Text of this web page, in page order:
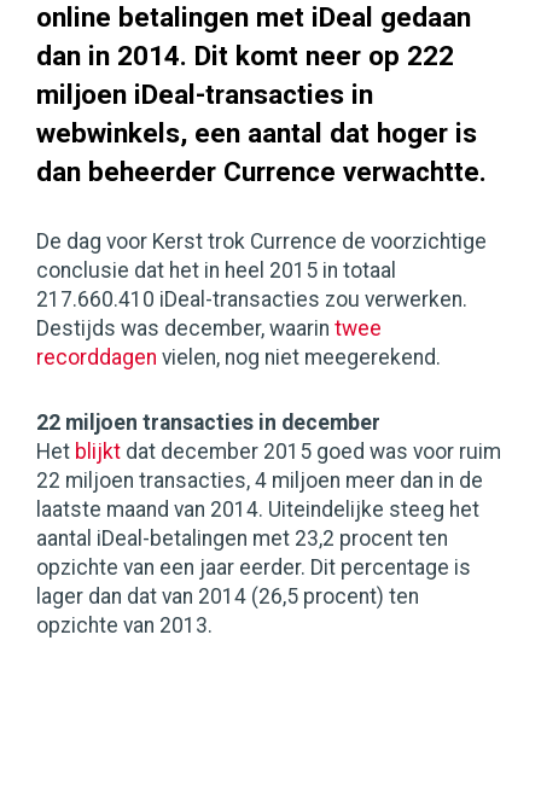
online betalingen met iDeal gedaan
dan in 2014. Dit komt neer op 222
miljoen iDeal-transacties in
webwinkels, een aantal dat hoger is
dan beheerder Currence verwachtte.
De dag voor Kerst trok Currence de voorzichtige
conclusie dat het in heel 2015 in totaal
217.660.410 iDeal-transacties zou verwerken.
Destijds was december, waarin twee
recorddagen vielen, nog niet meegerekend.
22 miljoen transacties in december
Het blijkt dat december 2015 goed was voor ruim
22 miljoen transacties, 4 miljoen meer dan in de
laatste maand van 2014. Uiteindelijke steeg het
aantal iDeal-betalingen met 23,2 procent ten
opzichte van een jaar eerder. Dit percentage is
lager dan dat van 2014 (26,5 procent) ten
opzichte van 2013.